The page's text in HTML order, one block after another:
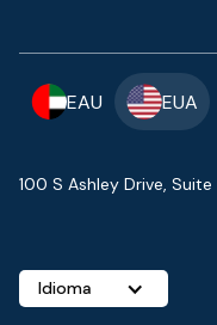
EAU EUA
100 S Ashley Drive,
Idioma